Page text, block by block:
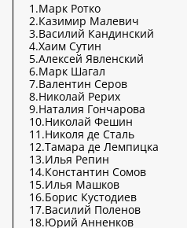
1.Марк Ротко
2.Казимир Малевич
3.Василий Кандинский
4.Хаим Сутин
5.Алексей Явленский
6.Марк Шагал
7.Валентин Серов
8.Николай Рерих
9.Наталия Гончарова
10.Николай Фешин
11.Николя де Сталь
12.Тамара де Лемпицка
13.Илья Репин
14.Константин Сомов
15.Илья Машков
16.Борис Кустодиев
17.Василий Поленов
18.Юрий Анненков